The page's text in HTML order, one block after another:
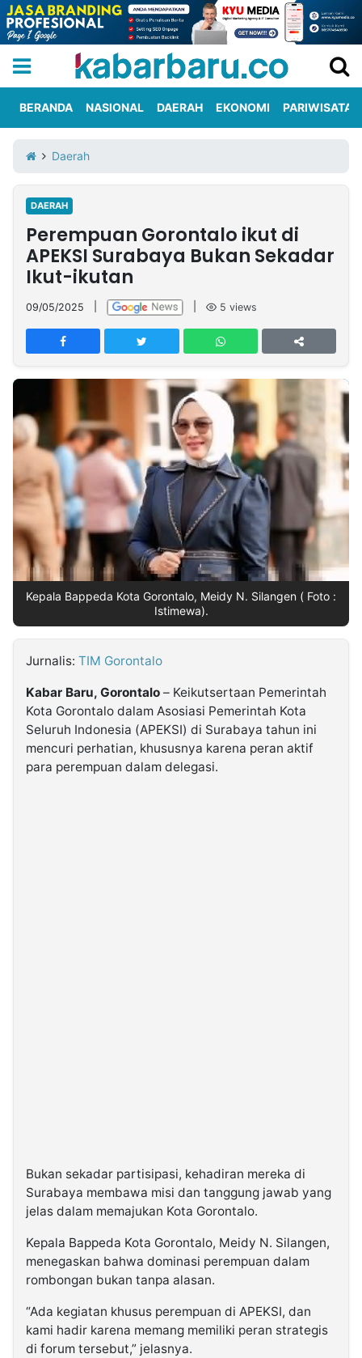
Iklan
Berita
Kami
Nasional
International
Olahraga
Entertainment
Daerah
Pariwisata
Kuliner
Kolom
Network
PT
TREETAN
INDONESIA
Partner
Insight
NTB
Suara
Time
Lens
IDN
Daily
Jogja
Jalan
Rakyat
Idealita
News
Kita
Notice
Dinamikapost.com
Radar
Baru
Seedbacklink
Follow
Kabarbaru
Kabarbaru.co
BERANDA NASIONAL DAERAH EKONOMI PARIWISATA
Daerah
DAERAH
Perempuan Gorontalo ikut di
APEKSI Surabaya Bukan Sekadar
Ikut-ikutan
09/05/2025 5 views
Kepala Bappeda Kota Gorontalo, Meidy N. Silangen ( Foto :
Istimewa).
Jurnalis: TIM Gorontalo
Kabar Baru, Gorontalo – Keikutsertaan Pemerintah
Kota Gorontalo dalam Asosiasi Pemerintah Kota
Seluruh Indonesia (APEKSI) di Surabaya tahun ini
mencuri perhatian, khususnya karena peran aktif
para perempuan dalam delegasi.
Bukan sekadar partisipasi, kehadiran mereka di
Surabaya membawa misi dan tanggung jawab yang
jelas dalam memajukan Kota Gorontalo.
Kepala Bappeda Kota Gorontalo, Meidy N. Silangen,
menegaskan bahwa dominasi perempuan dalam
rombongan bukan tanpa alasan.
“Ada kegiatan khusus perempuan di APEKSI, dan
kami hadir karena memang memiliki peran strategis
di forum tersebut,” jelasnya.